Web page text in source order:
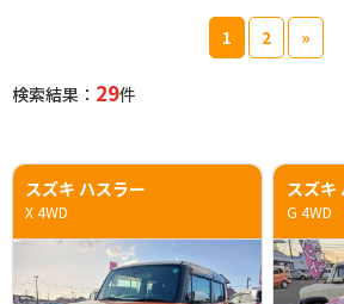
1 2 »
検索結果： 29件
スズキ ハスラー
X 4WD
スズキ
G 4WD